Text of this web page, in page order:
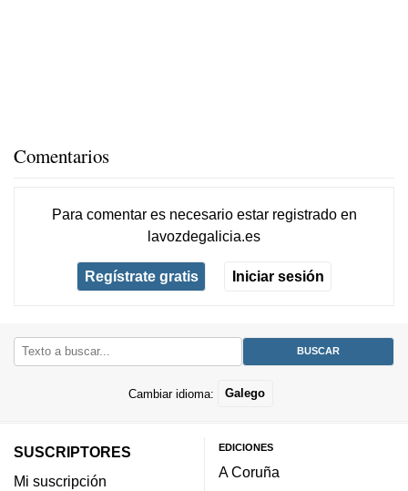
Comentarios
Para comentar es necesario estar registradoen
lavozdegalicia.es
Regístrate gratis Iniciar sesión
Cambiar idioma: Galego
SUSCRIPTORES
Mi suscripción
EDICIONES
A Coruña